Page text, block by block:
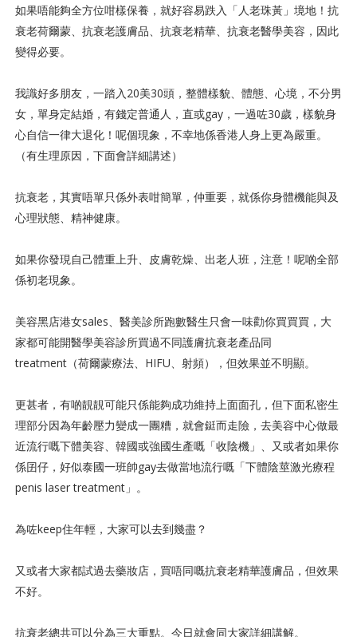
如果唔能夠全方位咁樣保養，就好容易跌入「人老珠黃」境地！抗
衰老荷爾蒙、抗衰老護膚品、抗衰老精華、抗衰老醫學美容，因此
變得必要。
我識好多朋友，一踏入20美30頭，整體樣貌、體態、心境，不分男
女，單身定結婚，有錢定普通人， 直或gay， 一過咗30歲，樣貌身
心自信一律大退化！呢個現象，不幸地係香港人身上更為嚴重。
（有生理原因，下面會詳細講述）
抗衰老，其實唔單只係外表咁簡單，仲重要，就係你身體機能與及
心理狀態、精神健康。
如果你發現自己體重上升、皮膚乾燥、出老人班，注意！呢啲全部
係初老現象。
美容黑店港女sales、醫美診所跑數醫生只會一味勸你買買買，大
家都可能開醫學美容診所買過不同護膚抗衰老產品同
treatment（荷爾蒙療法、HIFU、射頻），但效果並不明顯。
更甚者，有啲靚靚可能只係能夠成功維持上面面孔，但下面私密生
理部分因為年齡壓力變成一團糟，就會鋌而走險，去美容中心做最
近流行嘅下體美容、韓國或強國生產嘅「收陰機」、又或者如果你
係囝仔，好似泰國一班帥gay去做當地流行嘅「下體陰莖激光療程
penis laser treatment」。
為咗keep住年輕，大家可以去到幾盡？
又或者大家都試過去藥妝店，買唔同嘅抗衰老精華護膚品，但效果
不好。
抗衰老總共可以分為三大重點。今日就會同大家詳細講解。